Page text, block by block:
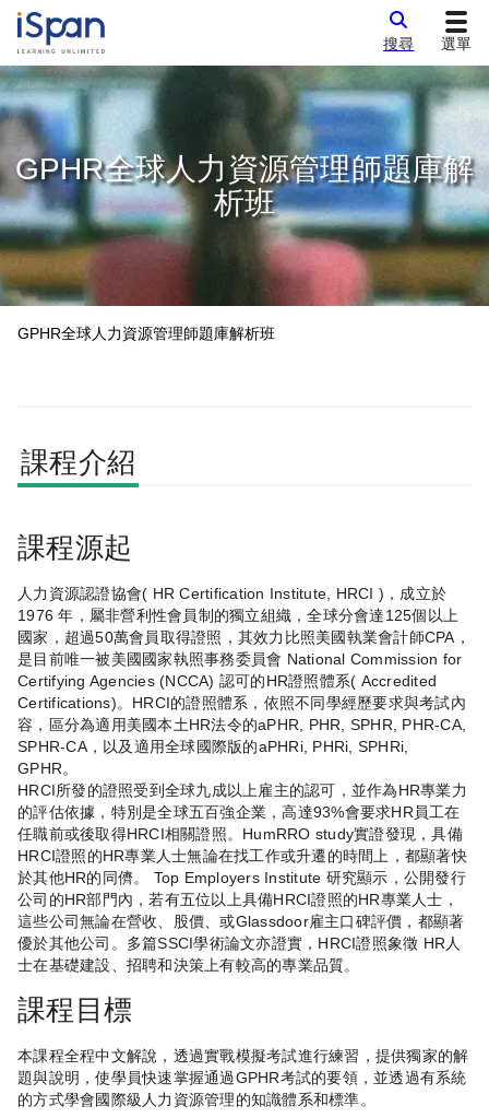
搜尋 選單
GPHR全球人力資源管理師題庫解
析班
GPHR全球人力資源管理師題庫解析班
課程介紹
課程源起
人力資源認證協會( HR Certification Institute, HRCI )，成立於
1976 年，屬非營利性會員制的獨立組織，全球分會達125個以上
國家，超過50萬會員取得證照，其效力比照美國執業會計師CPA，
是目前唯一被美國國家執照事務委員會 National Commission for
Certifying Agencies (NCCA) 認可的HR證照體系( Accredited
Certifications)。HRCI的證照體系，依照不同學經歷要求與考試內
容，區分為適用美國本土HR法令的aPHR, PHR, SPHR, PHR-CA,
SPHR-CA，以及適用全球國際版的aPHRi, PHRi, SPHRi,
GPHR。
HRCI所發的證照受到全球九成以上雇主的認可，並作為HR專業力
的評估依據，特別是全球五百強企業，高達93%會要求HR員工在
任職前或後取得HRCI相關證照。HumRRO study實證發現，具備
HRCI證照的HR專業人士無論在找工作或升遷的時間上，都顯著快
於其他HR的同儕。 Top Employers Institute 研究顯示，公開發行
公司的HR部門內，若有五位以上具備HRCI證照的HR專業人士，
這些公司無論在營收、股價、或Glassdoor雇主口碑評價，都顯著
優於其他公司。多篇SSCI學術論文亦證實，HRCI證照象徵 HR人
士在基礎建設、招聘和決策上有較高的專業品質。
課程目標
本課程全程中文解說，透過實戰模擬考試進行練習，提供獨家的解
題與說明，使學員快速掌握通過GPHR考試的要領，並透過有系統
的方式學會國際級人力資源管理的知識體系和標準。